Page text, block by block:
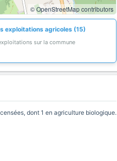
© OpenStreetMap contributors
exploitations agricoles (15)
sur la commune
dont 1 en agriculture biologique.